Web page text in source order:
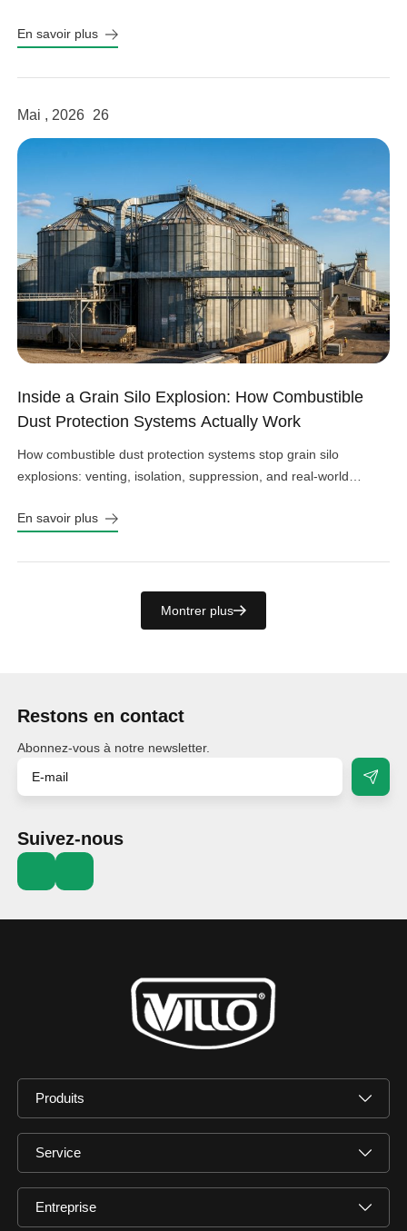
En savoir plus
Mai , 2026 26
Inside a Grain Silo Explosion: How Combustible
Dust Protection Systems Actually Work
How combustible dust protection systems stop grain silo
explosions: venting, isolation, suppression, and real-world
En savoir plus
Montrer plus
Restons en contact
Abonnez-vous à notre newsletter.
Suivez-nous
Produits
Service
Entreprise